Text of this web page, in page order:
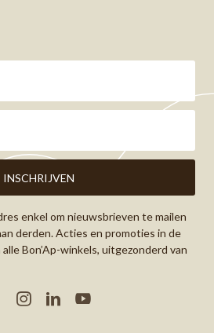
enkel om nieuwsbrieven te mailen
derden. Acties en promoties in de
Bon’Ap-winkels, uitgezonderd van
FacebookInstagram
Linkedin